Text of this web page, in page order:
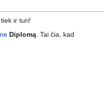
ir turi!
Diplomą. Tai čia, kad